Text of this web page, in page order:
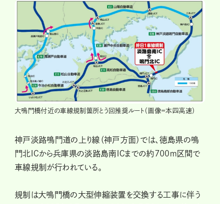
大鳴門橋付近の車線規制箇所とう回推奨ルート（画像＝本四高速）
神戸淡路鳴門道の上り線（神戸方面）では、徳島県の鳴
門北ICから兵庫県の淡路島南ICまでの約700ｍ区間で
車線規制が行われている。
規制は大鳴門橋の大型伸縮装置を交換する工事に伴う